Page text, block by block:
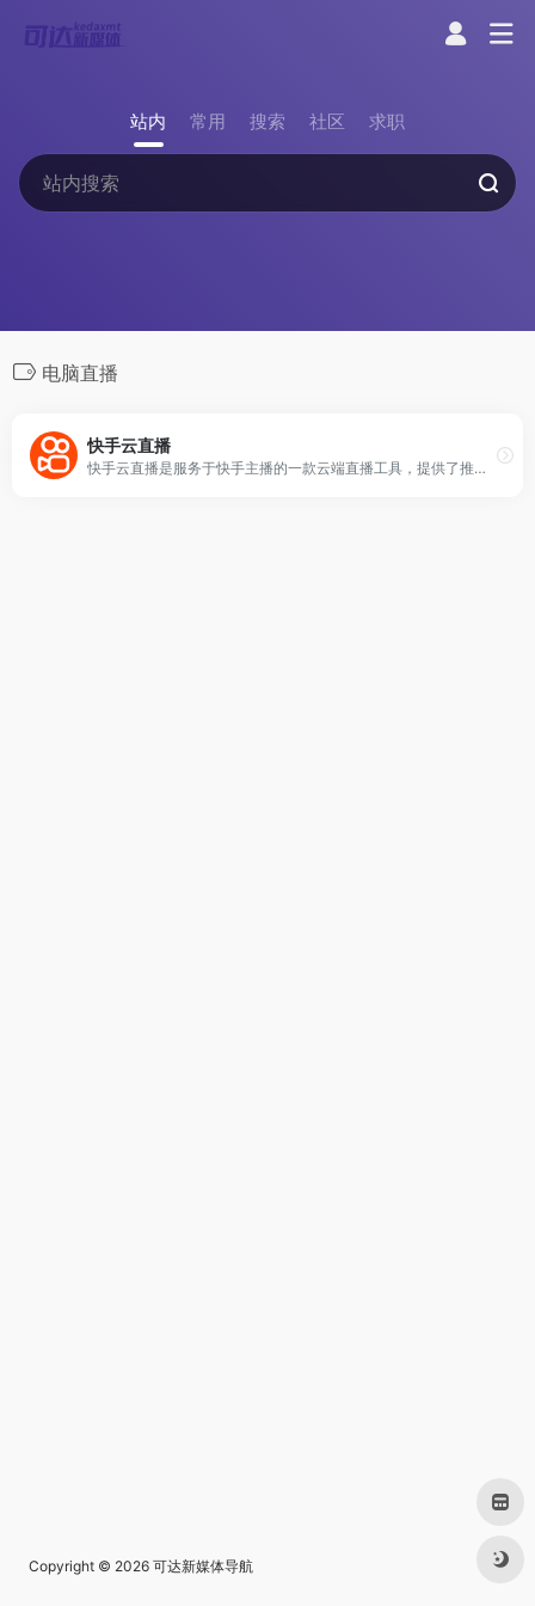
站内 常用 搜索 社区 求职
电脑直播
快手云直播
快手云直播是服务于快手主播的一款云端直播工具，提供了推流直播、拉流直播、云导播、多平台分发和直播剪辑等能力，支持OBS、无人机、运动相机、全景相机、编码器等软硬件开播，可实现4K超高清和VR全景直播，并能够自动识别精彩时刻，帮助创作者生产出场景更丰富、玩法更多样、内容更多元的作品。
Copyright © 2026 可达新媒体导航